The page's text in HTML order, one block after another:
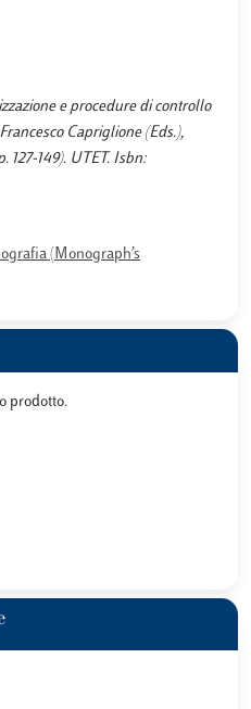
e procedure di controllo
Capriglione (Eds.),
127-149). UTET. Isbn:
(Monograph’s
prodotto.